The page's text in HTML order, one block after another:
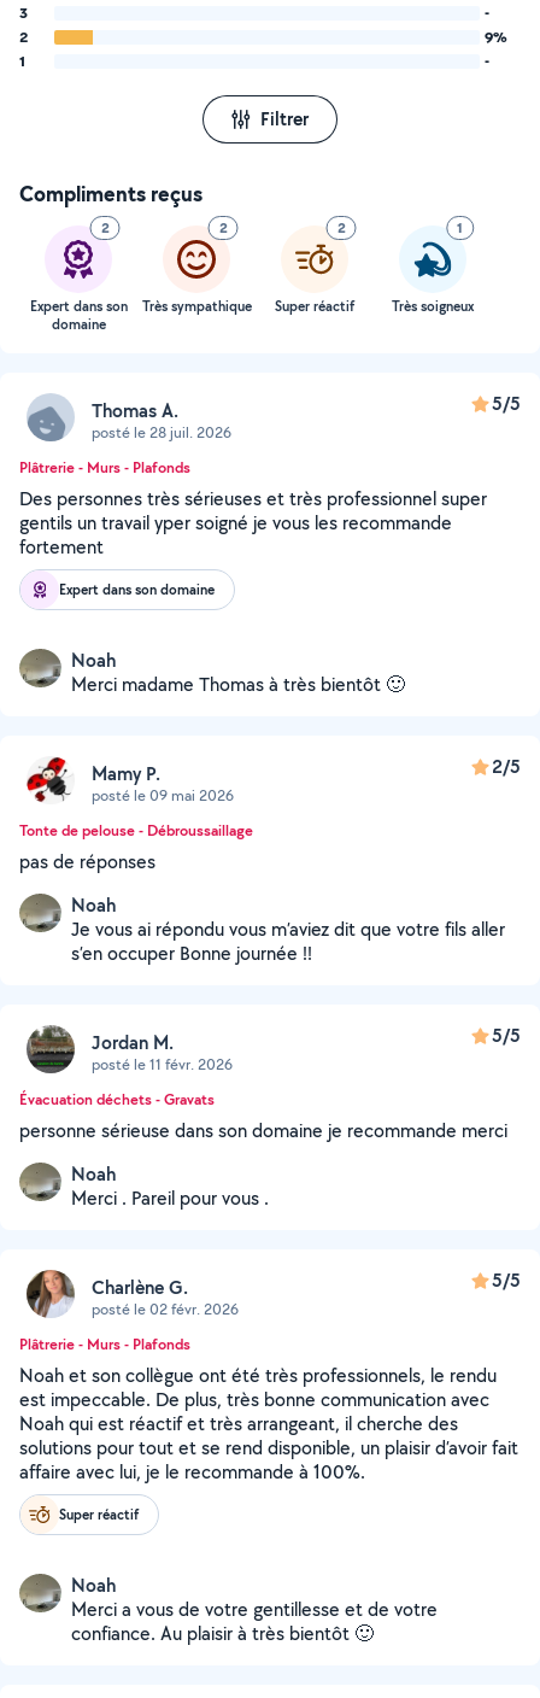
3
-
2
9%
1
-
Filtrer
Compliments reçus
2
Expert dans son
domaine
2
Très sympathique
2
Super réactif
1
Très soigneux
Thomas A.
posté le 28 juil. 2026
5/5
Plâtrerie - Murs - Plafonds
Des personnes très sérieuses et très professionnel super
gentils un travail yper soigné je vous les recommande
fortement
Expert dans son domaine
Noah
Merci madame Thomas à très bientôt 🙂
Mamy P.
posté le 09 mai 2026
2/5
Tonte de pelouse - Débroussaillage
pas de réponses
Noah
Je vous ai répondu vous m’aviez dit que votre fils aller
s’en occuper Bonne journée !!
Jordan M.
posté le 11 févr. 2026
5/5
Évacuation déchets - Gravats
personne sérieuse dans son domaine je recommande merci
Noah
Merci . Pareil pour vous .
Charlène G.
posté le 02 févr. 2026
5/5
Plâtrerie - Murs - Plafonds
Noah et son collègue ont été très professionnels, le rendu
est impeccable. De plus, très bonne communication avec
Noah qui est réactif et très arrangeant, il cherche des
solutions pour tout et se rend disponible, un plaisir d’avoir fait
affaire avec lui, je le recommande à 100%.
Super réactif
Noah
Merci a vous de votre gentillesse et de votre
confiance. Au plaisir à très bientôt 🙂